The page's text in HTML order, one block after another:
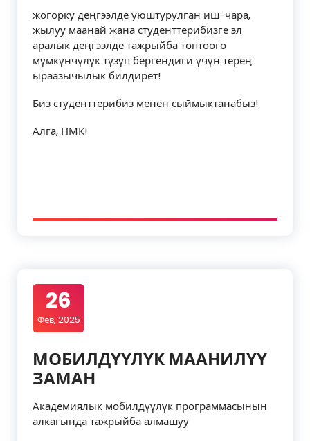
жогорку деңгээлде уюштурулган иш-чара,
жылуу маанай жана студенттерибизге эл
аралык деңгээлде тажрыйба топтоого
мүмкүнчүлүк түзүп бергендиги үчүн терең
ыраазычылык билдирет!
Биз студенттерибиз менен сыймыктанабыз!
Алга, НМК!
26
Фев, 2025
МОБИЛДҮҮЛҮК МААНИЛҮҮ
ЗАМАН
Академиялык мобилдүүлүк программасынын
алкагында тажрыйба алмашуу